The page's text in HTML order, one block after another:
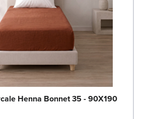
Henna Bonnet 35 - 90X190